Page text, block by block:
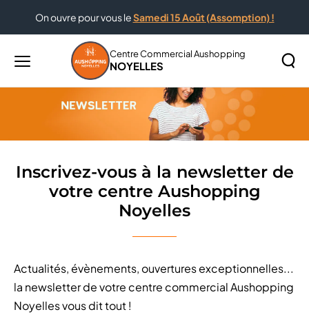
On ouvre pour vous leSamedi 15 Août (Assomption) !
Menu
principal
Centre Commercial Aushopping
NOYELLES
site
Accueil
Inscrivez-vous à la newsletter de votre centre
Aushopping Noyelles
Inscrivez-vous à la newsletter de
votre centre Aushopping
Noyelles
Actualités, évènements, ouvertures exceptionnelles...
la newsletter de votre centre commercial Aushopping
Noyelles vous dit tout !